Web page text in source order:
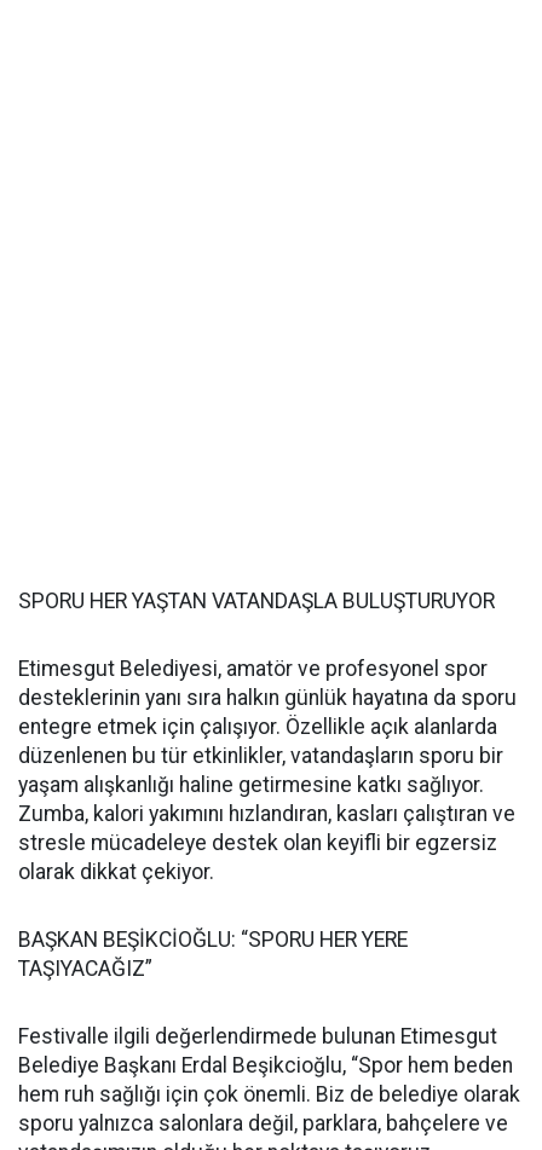
SPORU HER YAŞTAN VATANDAŞLA BULUŞTURUYOR
Etimesgut Belediyesi, amatör ve profesyonel spor
desteklerinin yanı sıra halkın günlük hayatına da sporu
entegre etmek için çalışıyor. Özellikle açık alanlarda
düzenlenen bu tür etkinlikler, vatandaşların sporu bir
yaşam alışkanlığı haline getirmesine katkı sağlıyor.
Zumba, kalori yakımını hızlandıran, kasları çalıştıran ve
stresle mücadeleye destek olan keyifli bir egzersiz
olarak dikkat çekiyor.
BAŞKAN BEŞİKCİOĞLU: “SPORU HER YERE
TAŞIYACAĞIZ”
Festivalle ilgili değerlendirmede bulunan Etimesgut
Belediye Başkanı Erdal Beşikcioğlu, “Spor hem beden
hem ruh sağlığı için çok önemli. Biz de belediye olarak
sporu yalnızca salonlara değil, parklara, bahçelere ve